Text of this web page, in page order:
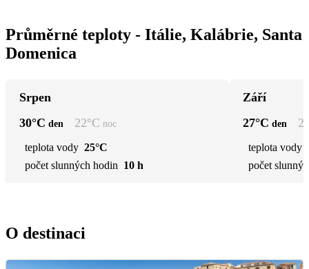
Průměrné teploty - Itálie, Kalábrie, Santa
Domenica
Srpen
30°C den 22°C noc
teplota vody 25°C
počet slunných hodin 10 h
Září
27°C den
teplota vody
počet
O destinaci